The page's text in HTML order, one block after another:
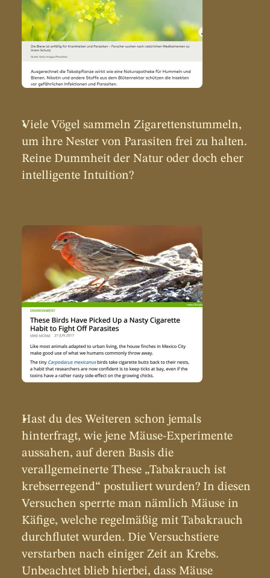
Viele Vögel sammeln Zigarettenstummeln,
um ihre Nester von Parasiten frei zu halten.
Reine Dummheit der Natur oder doch eher
intelligente Intuition?
Hast du des Weiteren schon jemals
hinterfragt, wie jene Mäuse-Experimente
aussahen, auf deren Basis die
verallgemeinerte These „Tabakrauch ist
krebserregend“ postuliert wurden? In diesen
Versuchen sperrte man nämlich Mäuse in
Käfige, welche regelmäßig mit Tabakrauch
durchflutet wurden. Die Versuchstiere
verstarben nach einiger Zeit an Krebs.
Unbeachtet blieb hierbei, dass Mäuse